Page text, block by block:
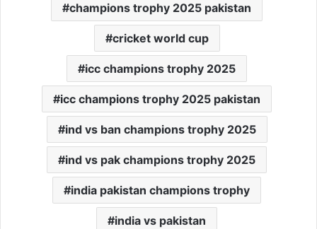
champions trophy 2025 pakistan
cricket world cup
icc champions trophy 2025
icc champions trophy 2025 pakistan
ind vs ban champions trophy 2025
ind vs pak champions trophy 2025
india pakistan champions trophy
india vs pakistan